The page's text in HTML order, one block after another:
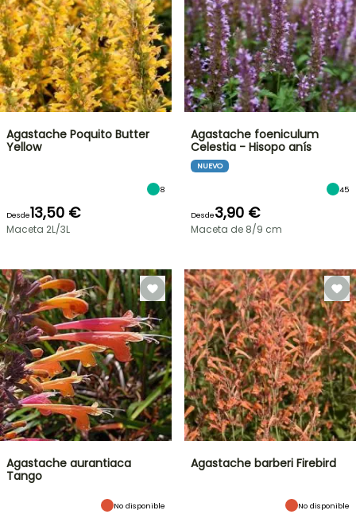
Agastache Poquito Butter
Yellow
8
Desde13,50 €
Maceta 2L/3L
Agastache foeniculum
Celestia - Hisopo anís
NUEVO
45
Desde3,90 €
Maceta de 8/9 cm
Agastache aurantiaca
Tango
No disponible
Agastache barberi Firebird
No disponible